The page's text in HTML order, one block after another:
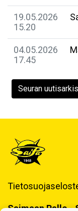
19.05.2026
15.20
04.05.2026
17.45
Seuran
Saimaan Pallo -